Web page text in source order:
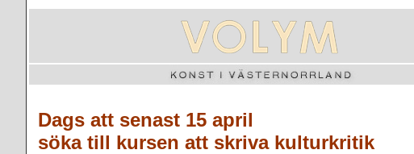
Dags att senast 15 april
söka till kursen att skriva kulturkritik